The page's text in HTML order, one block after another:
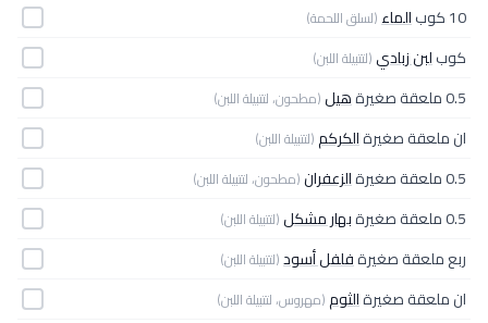
10 كوب الماء(لسلق اللحمة)
كوبلبن زبادي(لتتبيلة اللبن)
0.5 ملعقة صغيرة هيل(مطحون، لتتبيلة اللبن)
ان ملعقة صغيرةالكركم(لتتبيلة اللبن)
0.5 ملعقة صغيرة الزعفران(مطحون، لتتبيلة اللبن)
0.5 ملعقة صغيرة بهار مشكل(لتتبيلة اللبن)
ربع ملعقة صغيرةفلفل أسود(لتتبيلة اللبن)
ان ملعقة صغيرةالثوم(مهروس، لتتبيلة اللبن)